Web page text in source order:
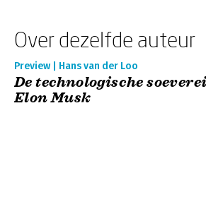
Over dezelfde auteur
Preview | Hans van der Loo
De technologische
Elon Musk